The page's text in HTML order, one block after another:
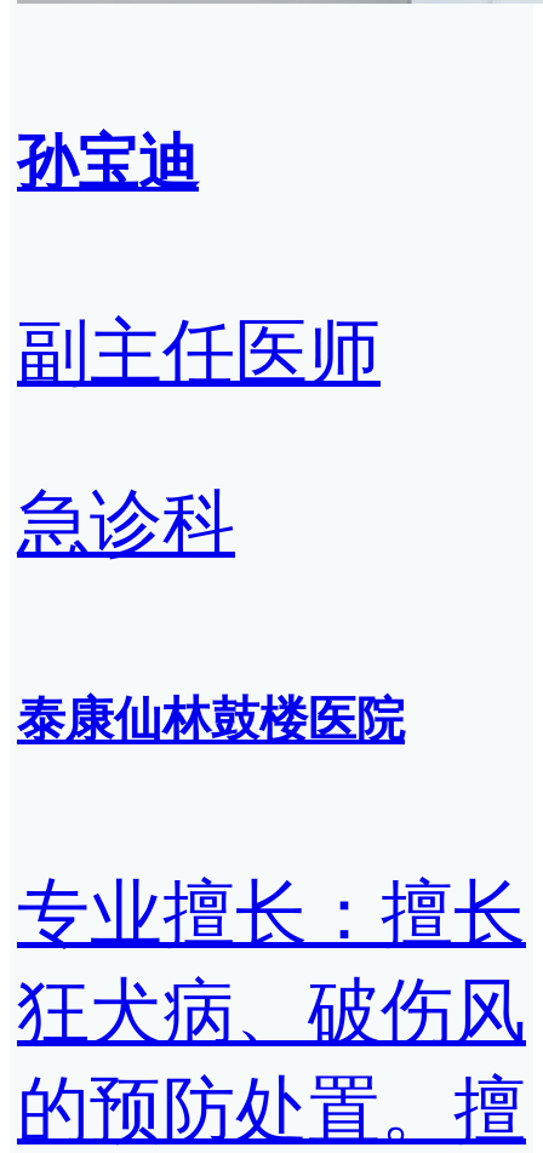
孙宝迪
副主任医师
急诊科
泰康仙林鼓楼医院
专业擅长：擅长
狂犬病、破伤风
的预防处置。擅